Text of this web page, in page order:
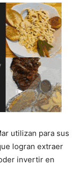
utilizan para sus
logran extraer
invertir en